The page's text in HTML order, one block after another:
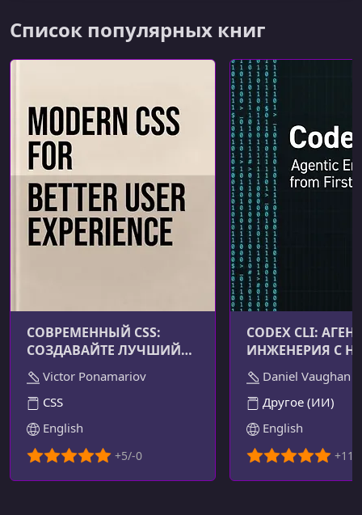
Список популярных книг
СОВРЕМЕННЫЙ CSS:
СОЗДАВАЙТЕ ЛУЧШИЙ
ПОЛЬЗОВАТЕЛЬСКИЙ
ОПЫТ
Victor Ponamariov
CSS
English
CODEX CLI:
ИНЖЕНЕРИЯ С
Daniel Vaughan
Другое (ИИ)
English